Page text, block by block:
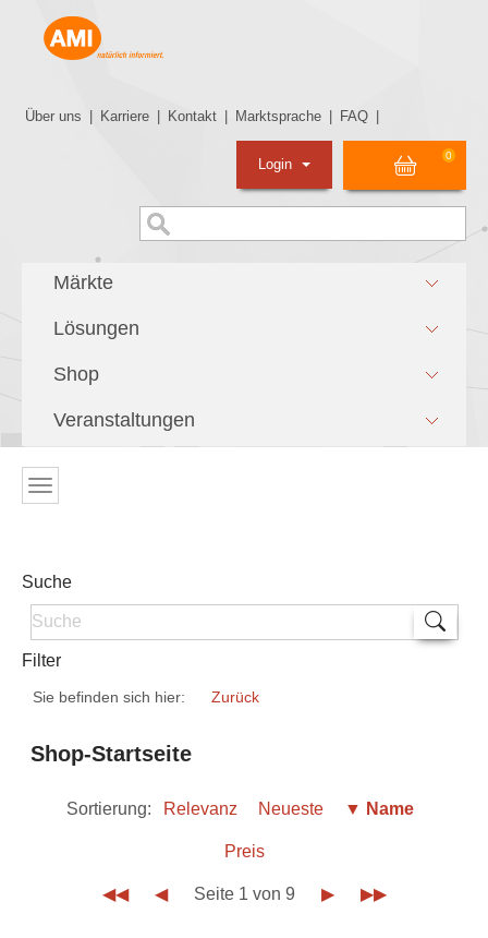
Über uns Karriere Kontakt Marktsprache FAQ
0
Login
Märkte
Lösungen
Shop
Veranstaltungen
Suche
Filter
Sie befinden sich hier: Zurück
Shop-Startseite
Sortierung: Relevanz Neueste ▼ Name
Preis
◀◀ ◀ Seite 1 von 9 ▶ ▶▶